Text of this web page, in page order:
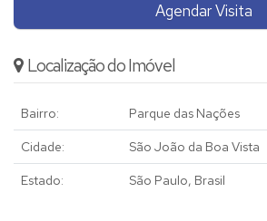
Agendar Visita
Localização do Imóvel
Bairro: Parque das Nações
Cidade: São João da Boa Vista
Estado: São Paulo, Brasil